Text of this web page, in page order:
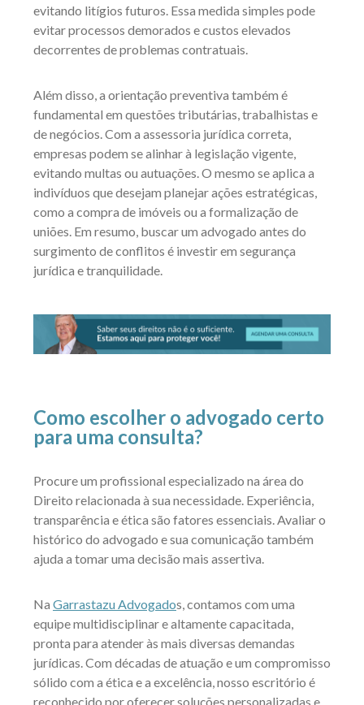
evitando litígios futuros. Essa medida simples pode
evitar processos demorados e custos elevados
decorrentes de problemas contratuais.
Além disso, a orientação preventiva também é
fundamental em questões tributárias, trabalhistas e
de negócios. Com a assessoria jurídica correta,
empresas podem se alinhar à legislação vigente,
evitando multas ou autuações. O mesmo se aplica a
indivíduos que desejam planejar ações estratégicas,
como a compra de imóveis ou a formalização de
uniões. Em resumo, buscar um advogado antes do
surgimento de conflitos é investir em segurança
jurídica e tranquilidade.
Como escolher o advogado certo
para uma consulta?
Procure um profissional especializado na área do
Direito relacionada à sua necessidade. Experiência,
transparência e ética são fatores essenciais. Avaliar o
histórico do advogado e sua comunicação também
ajuda a tomar uma decisão mais assertiva.
Na Garrastazu Advogados, contamos com uma
equipe multidisciplinar e altamente capacitada,
pronta para atender às mais diversas demandas
jurídicas. Com décadas de atuação e um compromisso
sólido com a ética e a excelência, nosso escritório é
reconhecido por oferecer soluções personalizadas e